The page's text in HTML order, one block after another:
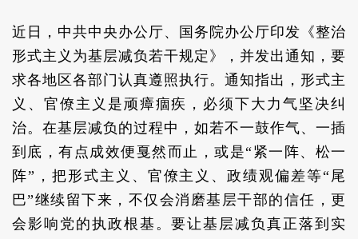
近日，中共中央办公厅、国务院办公厅印发《整治
形式主义为基层减负若干规定》，并发出通知，要
求各地区各部门认真遵照执行。通知指出，形式主
义、官僚主义是顽瘴痼疾，必须下大力气坚决纠
治。在基层减负的过程中，如若不一鼓作气、一插
到底，有点成效便戛然而止，或是“紧一阵、松一
阵”，把形式主义、官僚主义、政绩观偏差等“尾
巴”继续留下来，不仅会消磨基层干部的信任，更
会影响党的执政根基。要让基层减负真正落到实